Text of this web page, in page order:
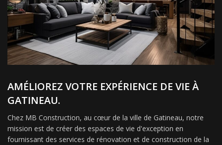
AMÉLIOREZ VOTRE EXPÉRIENCE DE VIE À
GATINEAU.
Chez MB Construction, au cœur de la ville de Gatineau, notre
mission est de créer des espaces de vie d'exception en
fournissant des services de rénovation et de construction de la